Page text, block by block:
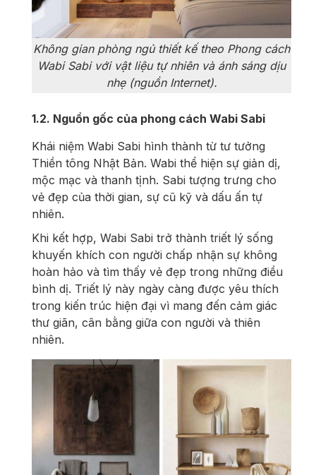
Không gian phòng ngủ thiết kế theo Phong cách
Wabi Sabi với vật liệu tự nhiên và ánh sáng dịu
nhẹ (nguồn Internet).
1.2. Nguồn gốc của phong cách Wabi Sabi
Khái niệm Wabi Sabi hình thành từ tư tưởng
Thiền tông Nhật Bản. Wabi thể hiện sự giản dị,
mộc mạc và thanh tịnh. Sabi tượng trưng cho
vẻ đẹp của thời gian, sự cũ kỹ và dấu ấn tự
nhiên.
Khi kết hợp, Wabi Sabi trở thành triết lý sống
khuyến khích con người chấp nhận sự không
hoàn hảo và tìm thấy vẻ đẹp trong những điều
bình dị. Triết lý này ngày càng được yêu thích
trong kiến trúc hiện đại vì mang đến cảm giác
thư giãn, cân bằng giữa con người và thiên
nhiên.